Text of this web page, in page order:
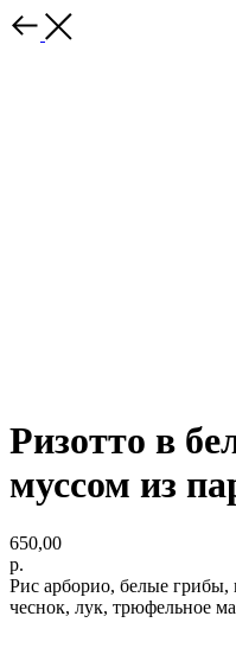
Ризотто в
муссом из
650,00
р.
Рис арборио, белые грибы,
чеснок, лук, трюфельное